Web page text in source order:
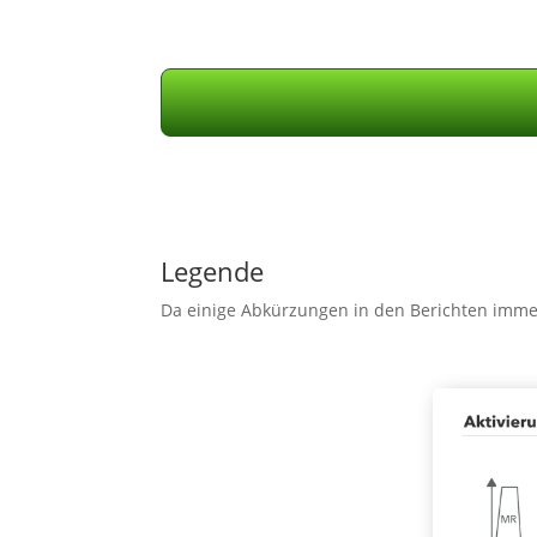
Legende
Da einige Abkürzungen in den Berichten